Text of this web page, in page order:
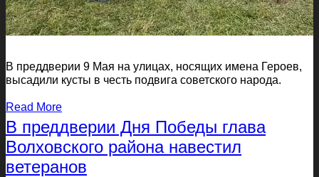
В преддверии 9 Мая на улицах, носящих имена Героев,
высадили кусты в честь подвига советского народа.
Read More
В преддверии Дня Победы глава
Волховского района навестил
ветеранов